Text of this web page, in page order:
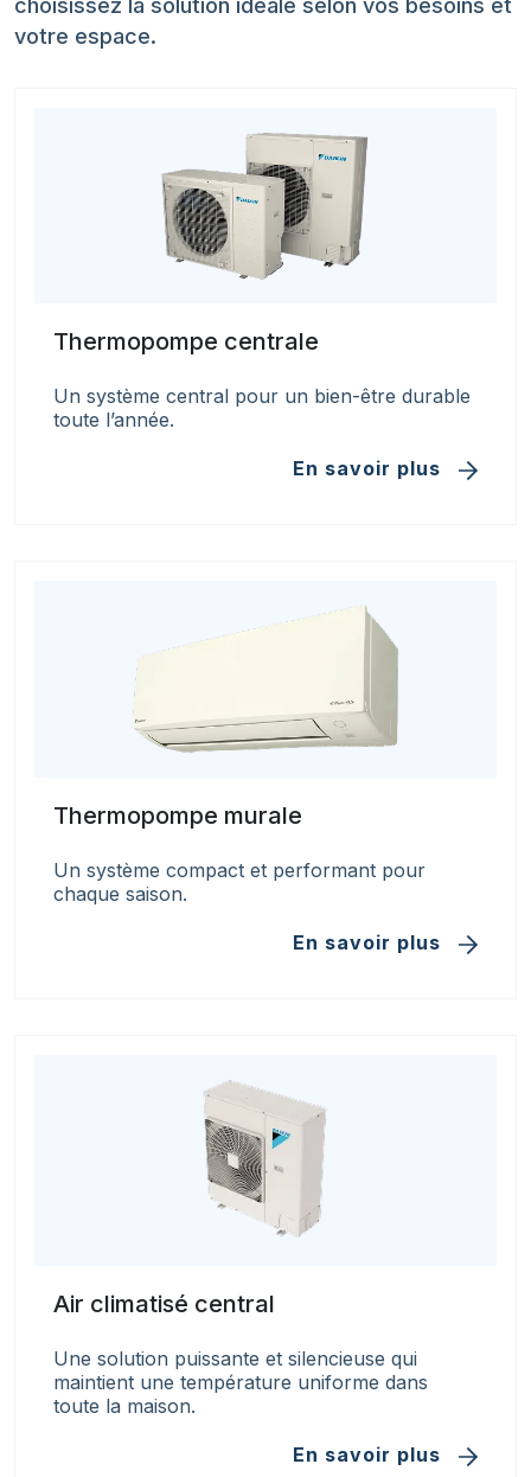
votre espace.
Thermopompe centrale
Un système central pour un bien-être durable
toute l’année.
En savoir plus
Thermopompe murale
Un système compact et performant pour
chaque saison.
En savoir plus
Air climatisé central
Une solution puissante et silencieuse qui
maintient une température uniforme dans
toute la maison.
En savoir plus